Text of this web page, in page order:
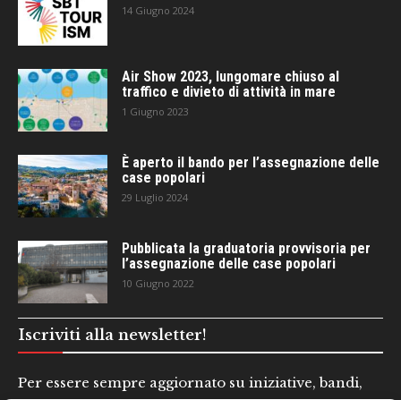
14 Giugno 2024
Air Show 2023, lungomare chiuso al
traffico e divieto di attività in mare
1 Giugno 2023
È aperto il bando per l’assegnazione delle
case popolari
29 Luglio 2024
Pubblicata la graduatoria provvisoria per
l’assegnazione delle case popolari
10 Giugno 2022
Iscriviti alla newsletter!
Per essere sempre aggiornato su iniziative, bandi,